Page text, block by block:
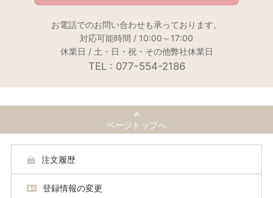
お電話でのお問い合わせも承っております。
対応可能時間 / 10:00～17:00
休業日 / 土・日・祝・その他弊社休業日
TEL : 077-554-2186
ページトップへ
注文履歴
登録情報の変更